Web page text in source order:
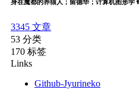
身在魔都的养猫人；留德华；计算机图形学
3345 文章
53 分类
170 标签
Links
Github-Jyurineko